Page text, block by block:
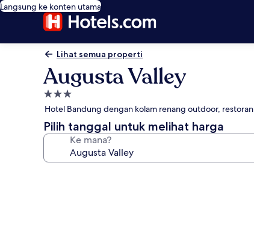
Langsung ke konten utama
Lihat semua properti
Augusta Valley
Properti
bintang
3.0
Hotel Bandung dengan kolam renang outdoor, restoran
Pilih tanggal untuk melihat harga
Ke mana?